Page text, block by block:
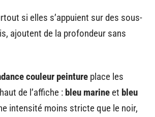
si elles s’appuient sur des sous-
ajoutent de la profondeur sans
couleur peinture place les
de l’affiche : bleu marine et bleu
intensité moins stricte que le noir,